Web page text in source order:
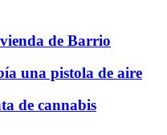
de Barrio
una pistola de aire
de cannabis